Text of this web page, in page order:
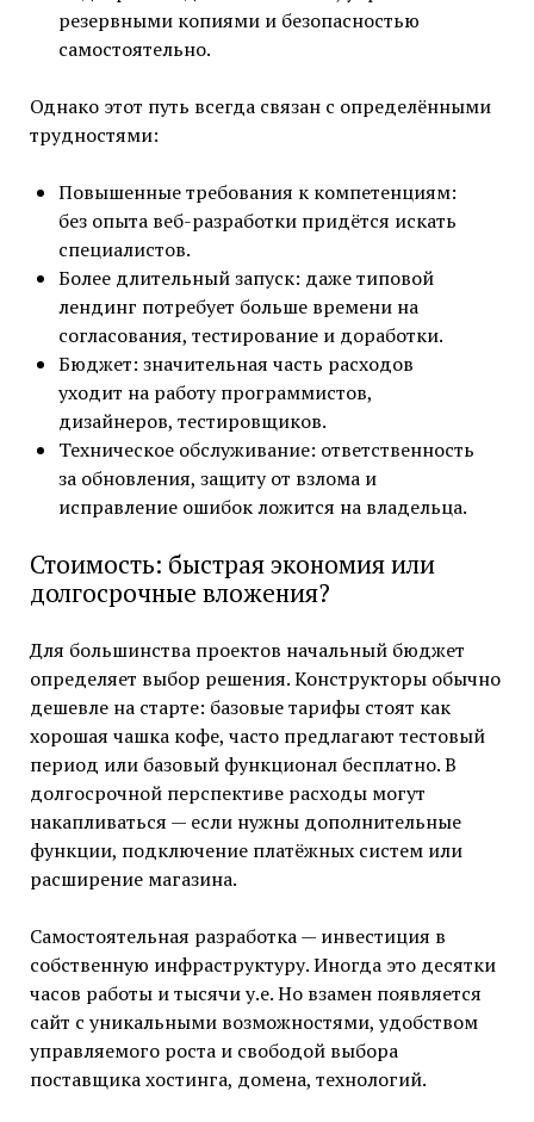
резервными копиями и безопасностью
самостоятельно.
Однако этот путь всегда связан с определёнными
трудностями:
Повышенные требования к компетенциям:
без опыта веб-разработки придётся искать
специалистов.
Более длительный запуск: даже типовой
лендинг потребует больше времени на
согласования, тестирование и доработки.
Бюджет: значительная часть расходов
уходит на работу программистов,
дизайнеров, тестировщиков.
Техническое обслуживание: ответственность
за обновления, защиту от взлома и
исправление ошибок ложится на владельца.
Стоимость: быстрая экономия или
долгосрочные вложения?
Для большинства проектов начальный бюджет
определяет выбор решения. Конструкторы обычно
дешевле на старте: базовые тарифы стоят как
хорошая чашка кофе, часто предлагают тестовый
период или базовый функционал бесплатно. В
долгосрочной перспективе расходы могут
накапливаться — если нужны дополнительные
функции, подключение платёжных систем или
расширение магазина.
Самостоятельная разработка — инвестиция в
собственную инфраструктуру. Иногда это десятки
часов работы и тысячи у.е. Но взамен появляется
сайт с уникальными возможностями, удобством
управляемого роста и свободой выбора
поставщика хостинга, домена, технологий.